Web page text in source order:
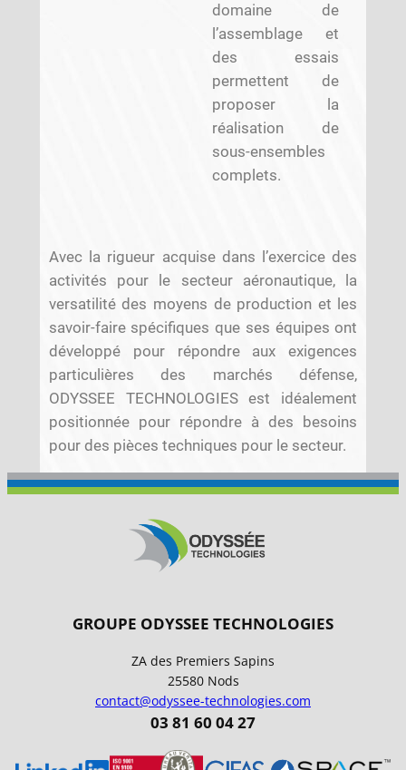
domaine de
l’assemblage et
des essais
permettent de
proposer la
réalisation de
sous-ensembles
complets.
Avec la rigueur acquise dans l’exercice des
activités pour le secteur aéronautique, la
versatilité des moyens de production et les
savoir-faire spécifiques que ses équipes ont
développé pour répondre aux exigences
particulières des marchés défense,
ODYSSEE TECHNOLOGIES est idéalement
positionnée pour répondre à des besoins
pour des pièces techniques pour le secteur.
–
–
–
GROUPE ODYSSEE TECHNOLOGIES
ZA des Premiers Sapins
25580 Nods
contact@odyssee-technologies.com
03 81 60 04 27